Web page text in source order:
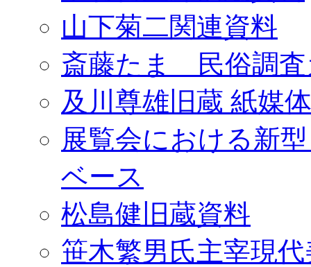
山下菊二関連資料
斎藤たま 民俗調査
及川尊雄旧蔵 紙媒
展覧会における新
ベース
松島健旧蔵資料
笹木繁男氏主宰現